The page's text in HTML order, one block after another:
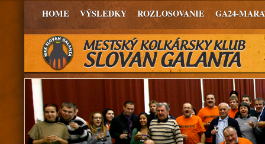
HOME VÝSLEDKY ROZLOSOVANIE GA24-